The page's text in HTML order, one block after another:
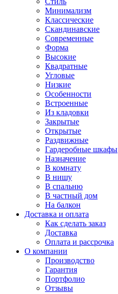
Минимализм
Классические
Скандинавские
Современные
Форма
Высокие
Квадратные
Угловые
Низкие
Особенности
Встроенные
Из кладовки
Закрытые
Открытые
Раздвижные
Гардеробные шкафы
Назначение
В комнату
В нишу
В спальню
В частный дом
На балкон
Доставка и оплата
Как сделать заказ
Доставка
Оплата и рассрочка
О компании
Производство
Гарантия
Портфолио
Отзывы